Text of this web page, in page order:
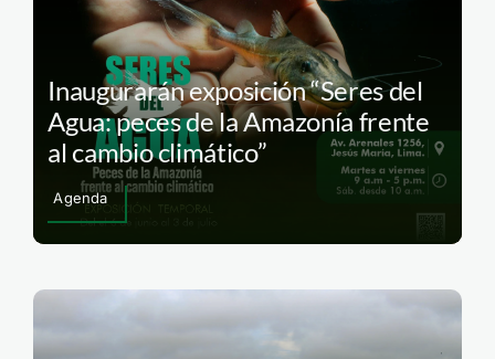
Inaugurarán exposición “Seres del
Agua: peces de la Amazonía frente
al cambio climático”
Agenda